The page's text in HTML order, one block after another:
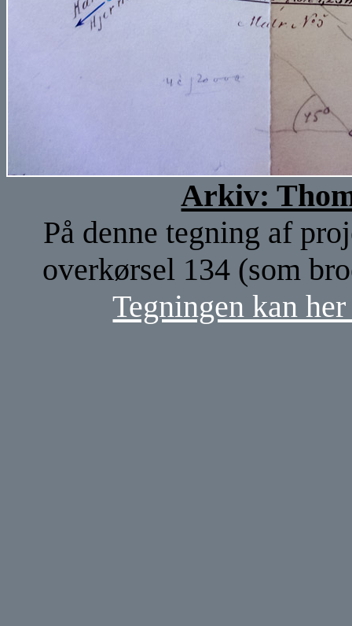
Arkiv:
På denne tegning af
overkørsel 134 (som
Tegningen kan